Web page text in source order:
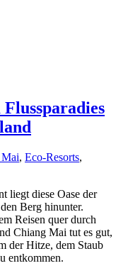
, Eco-Resorts,
liegt diese Oase der
Berg hinunter.
Reisen quer durch
Chiang Mai tut es gut,
der Hitze, dem Staub
entkommen.